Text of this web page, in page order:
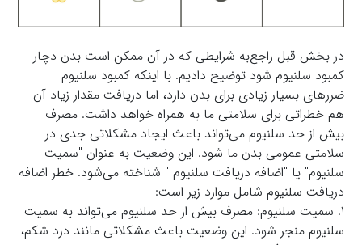
در بخش قبل راجع‌به شرایطی که در آن ممکن است بدن دچار
کمبود سلنیوم شود توضیح دادیم. با اینکه کمبود سلنیوم
ضررهای بسیار زیادی برای بدن دارد، اما دریافت مقدار زیاد آن
هم خطراتی برای سلامتی ما به همراه خواهد داشت. مصرف
بیش از حد سلنیوم می‌تواند باعث ایجاد مشکلاتی جدی در
سلامتی عمومی بدن ما شود. این وضعیت به عنوان "سمیت
سلنیوم" یا "اضافه دریافت سلنیوم " شناخته می‌شود. خطر اضافه
دریافت سلنیوم شامل موارد زیر است:
1. سمیت سلنیوم: مصرف بیش از حد سلنیوم می‌تواند به سمیت
سلنیوم منجر شود. این وضعیت باعث مشکلاتی مانند درد شکم،